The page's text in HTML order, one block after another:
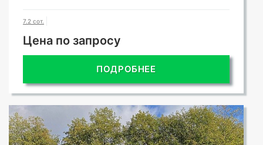
7.2 сот.
Цена по запросу
ПОДРОБНЕЕ